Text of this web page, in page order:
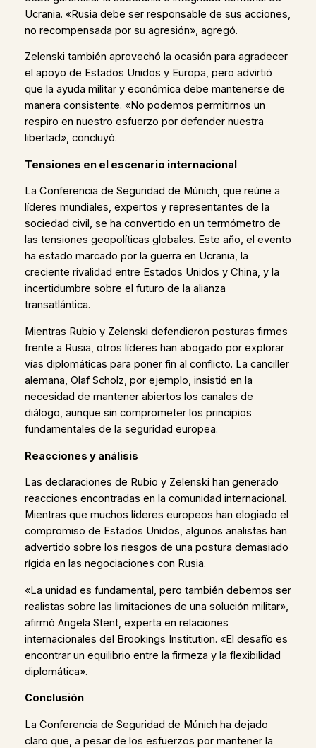
Ucrania. «Rusia debe ser responsable de sus acciones,
no recompensada por su agresión», agregó.
Zelenski también aprovechó la ocasión para agradecer
el apoyo de Estados Unidos y Europa, pero advirtió
que la ayuda militar y económica debe mantenerse de
manera consistente. «No podemos permitirnos un
respiro en nuestro esfuerzo por defender nuestra
libertad», concluyó.
Tensiones en el escenario internacional
La Conferencia de Seguridad de Múnich, que reúne a
líderes mundiales, expertos y representantes de la
sociedad civil, se ha convertido en un termómetro de
las tensiones geopolíticas globales. Este año, el evento
ha estado marcado por la guerra en Ucrania, la
creciente rivalidad entre Estados Unidos y China, y la
incertidumbre sobre el futuro de la alianza
transatlántica.
Mientras Rubio y Zelenski defendieron posturas firmes
frente a Rusia, otros líderes han abogado por explorar
vías diplomáticas para poner fin al conflicto. La canciller
alemana, Olaf Scholz, por ejemplo, insistió en la
necesidad de mantener abiertos los canales de
diálogo, aunque sin comprometer los principios
fundamentales de la seguridad europea.
Reacciones y análisis
Las declaraciones de Rubio y Zelenski han generado
reacciones encontradas en la comunidad internacional.
Mientras que muchos líderes europeos han elogiado el
compromiso de Estados Unidos, algunos analistas han
advertido sobre los riesgos de una postura demasiado
rígida en las negociaciones con Rusia.
«La unidad es fundamental, pero también debemos ser
realistas sobre las limitaciones de una solución militar»,
afirmó Angela Stent, experta en relaciones
internacionales del Brookings Institution. «El desafío es
encontrar un equilibrio entre la firmeza y la flexibilidad
diplomática».
Conclusión
La Conferencia de Seguridad de Múnich ha dejado
claro que, a pesar de los esfuerzos por mantener la